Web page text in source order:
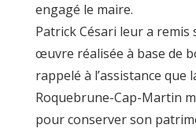
engagé le maire.
Patrick Césari leur a
œuvre réalisée à base de
rappelé à l’assistance que
Roquebrune-Cap-Martin
pour conserver son